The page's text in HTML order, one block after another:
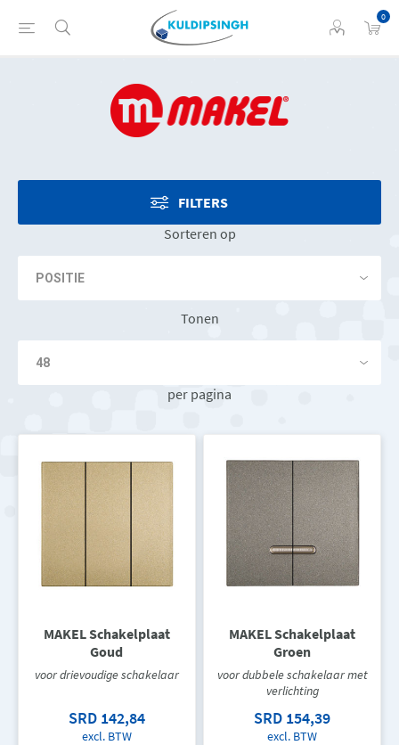
0
FILTERS
Sorteren op
Tonen
per pagina
MAKEL Schakelplaat
Goud
voor drievoudige schakelaar
SRD 142,84
excl. BTW
MAKEL Schakelplaat
Groen
voor dubbele schakelaar met
verlichting
SRD 154,39
excl. BTW